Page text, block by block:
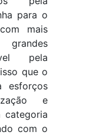
para o
mais
pela
que o
esforços
e
categoria
com o